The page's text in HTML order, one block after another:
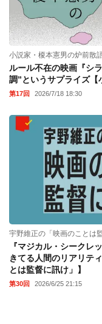
小説家・榎本憲男の炉前散
ルール不在の映画『シ
調”というサプライズ【
第17回 2026/7/18 18:30
宇野維正の「映画のことは
『マジカル・シークレ
きてる人間のリアリテ
とは監督に訊け」】
第30回 2026/6/25 21:15